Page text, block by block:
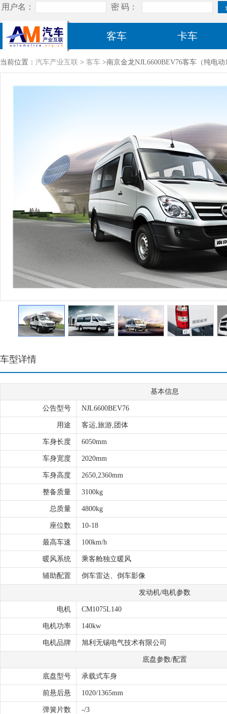
客车 卡车
当前位置： 汽车产业互联 > 客车 >南京金龙NJL6600BEV76客车（纯电动
车型详情
基本信息
公告型号 NJL6600BEV76
用途 客运,旅游,团体
车身长度 6050mm
车身宽度 2020mm
车身高度 2650,2360mm
整备质量 3100kg
总质量 4800kg
座位数 10-18
最高车速 100km/h
暖风系统 乘客舱独立暖风
辅助配置 倒车雷达、倒车影像
发动机/电机参数
电机 CM1075L140
电机功率 140kw
电机品牌 旭利无锡电气技术有限公司
底盘参数/配置
底盘型号 承载式车身
前悬后悬 1020/1365mm
弹簧片数 -/3